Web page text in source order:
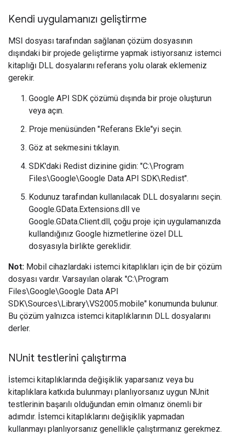
Kendi uygulamanızı geliştirme
MSI dosyası tarafından sağlanan çözüm dosyasının
dışındaki bir projede geliştirme yapmak istiyorsanız istemci
kitaplığı DLL dosyalarını referans yolu olarak eklemeniz
gerekir.
Google API SDK çözümü dışında bir proje oluşturun
veya açın.
Proje menüsünden "Referans Ekle"yi seçin.
Göz at sekmesini tıklayın.
SDK'daki Redist dizinine gidin: "C:\Program
Files\Google\Google Data API SDK\Redist".
Kodunuz tarafından kullanılacak DLL dosyalarını seçin.
Google.GData.Extensions.dll ve
Google.GData.Client.dll, çoğu proje için uygulamanızda
kullandığınız Google hizmetlerine özel DLL
dosyasıyla birlikte gereklidir.
Not: Mobil cihazlardaki istemci kitaplıkları için de bir çözüm
dosyası vardır. Varsayılan olarak "C:\Program
Files\Google\Google Data API
SDK\Sources\Library\VS2005.mobile" konumunda bulunur.
Bu çözüm yalnızca istemci kitaplıklarının DLL dosyalarını
derler.
NUnit testlerini çalıştırma
İstemci kitaplıklarında değişiklik yaparsanız veya bu
kitaplıklara katkıda bulunmayı planlıyorsanız uygun NUnit
testlerinin başarılı olduğundan emin olmanız önemli bir
adımdır. İstemci kitaplıklarını değişiklik yapmadan
kullanmayı planlıyorsanız genellikle çalıştırmanız gerekmez.